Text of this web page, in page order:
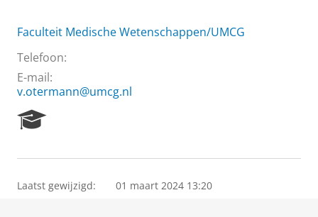
Faculteit Medische Wetenschappen/UMCG
Telefoon:
E-mail:
v.otermann@umcg.nl
e
r
Laatst gewijzigd: 01 maart 2024 13:20